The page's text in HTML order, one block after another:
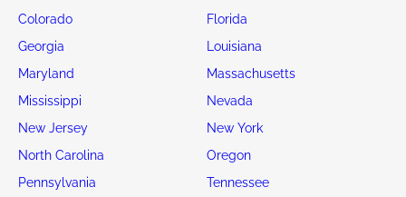
Colorado
Florida
Georgia
Louisiana
Maryland
Massachusetts
Mississippi
Nevada
New Jersey
New York
North Carolina
Oregon
Pennsylvania
Tennessee